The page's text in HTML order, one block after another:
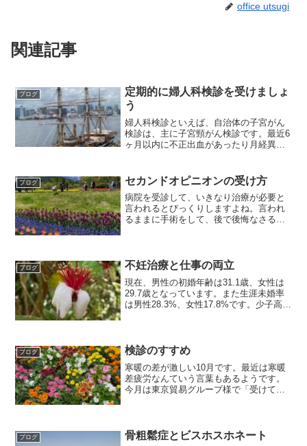
office utsugi
関連記事
ブログ
定期的に婦人科検診を受けましょ
う
婦人科検診といえば、自治体の子宮がん
検診は、主に子宮頸がん検診です。最近6
ヶ月以内に不正出血があったり月経異常
きます。子宮頸がんや子宮体がんは、検
診を受けていれば、がんを初期に発見す
ることが可能です。卵巣がんに関して
は、検診で初期で発見することは、なか
なか難しいです。というのは、卵巣がん
腹部が膨らんできたとか、腹痛が続くよ
うな場合は、検診を待たずにクリニック
や病院で超音波検査を受けて下さい。
ブログ セカンドオピニオンの受け方
病院を受診して、いきなり治療が必要と
言われるとびっくりしますよね。言われ
るままに手術をして、後で後悔なさる方
りませんが、特に大きな手術...
ブログ 不妊治療と仕事の両立
現在、男性の初婚年齢は31.1歳、女性は
29.7歳となっています。また生涯未婚率
は男性28.3%、女性17.8%です。少子高齢
人...
ブログ 検診のすすめ
寒暖の差が激しい10月です。最近は寒暖
差疲労なんていう言葉もあるようです。
今月は東京貿易グループ様で「受けてよ
院健診センターでは20...
ブログ 骨粗鬆症とビスホスホネート